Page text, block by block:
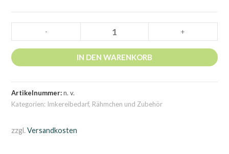
Breitwabe
für
Universalmagazin
- +
IN DEN WARENKORB
Artikelnummer:n. v.
Kategorien: Imkereibedarf, Rähmchen und Zubehör
zzgl.Versandkosten